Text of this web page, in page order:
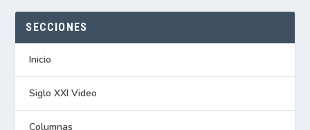
SECCIONES
Inicio
Siglo XXI Video
Columnas